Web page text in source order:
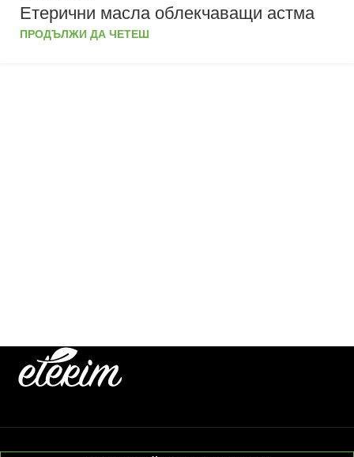
Етерични масла облекчаващи астма
ПРОДЪЛЖИ ДА ЧЕТЕШ